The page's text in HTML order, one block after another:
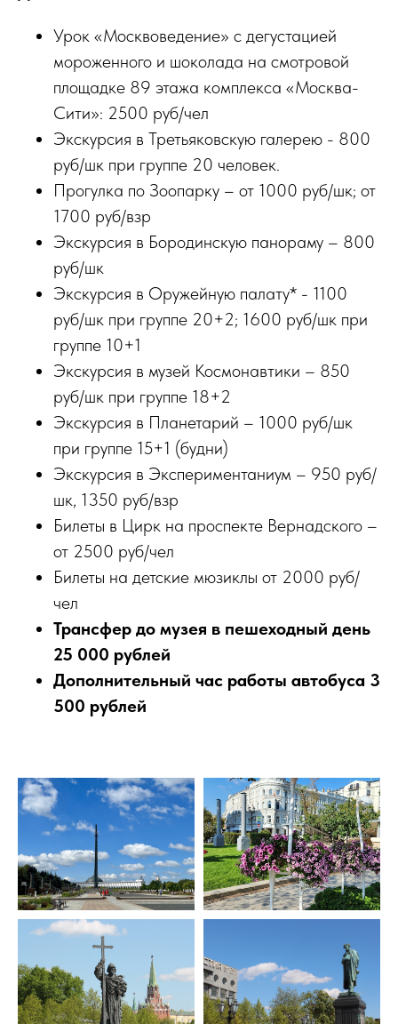
Урок «Москвоведение» с дегустацией
мороженного и шоколада на смотровой
площадке 89 этажа комплекса «Москва-
Сити»: 2500 руб/чел
Экскурсия в Третьяковскую галерею - 800
руб/шк при группе 20 человек.
Прогулка по Зоопарку – от 1000 руб/шк; от
1700 руб/взр
Экскурсия в Бородинскую панораму – 800
руб/шк
Экскурсия в Оружейную палату* - 1100
руб/шк при группе 20+2; 1600 руб/шк при
группе 10+1
Экскурсия в музей Космонавтики – 850
руб/шк при группе 18+2
Экскурсия в Планетарий – 1000 руб/шк
при группе 15+1 (будни)
Экскурсия в Экспериментаниум – 950 руб/
шк, 1350 руб/взр
Билеты в Цирк на проспекте Вернадского –
от 2500 руб/чел
Билеты на детские мюзиклы от 2000 руб/
чел
Трансфер до музея в пешеходный день
25 000 рублей
Дополнительный час работы автобуса 3
500 рублей